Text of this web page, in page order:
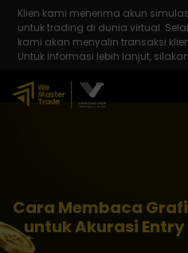
Klien kami menerima akun
untuk trading di dunia virtual.
kami akan menyalin transaksi
Untuk informasi lebih lanjut,
Cara Membaca
untuk Akurasi